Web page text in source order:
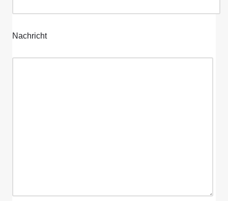
Nachricht